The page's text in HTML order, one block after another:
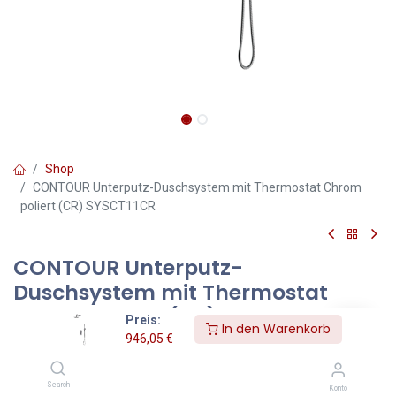
Preis:
946,05 €
In den Warenkorb
Search Konto
Shop
CONTOUR Unterputz-Duschsystem mit Thermostat Chrom
poliert (CR) SYSCT11CR
CONTOUR Unterputz-
Duschsystem mit Thermostat
Chrom poliert (CR) SYSCT11CR
Farbe Chrom poliert (CR)